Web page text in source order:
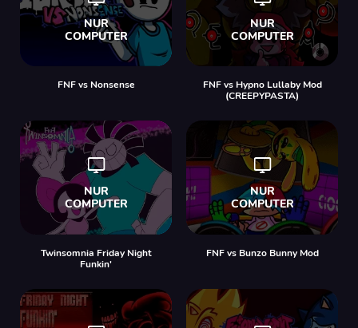
FNF vs Nonsense
FNF vs Hypno Lullaby Mod
(CREEPYPASTA)
Twinsomnia Friday Night
Funkin'
FNF vs Bunzo Bunny Mod